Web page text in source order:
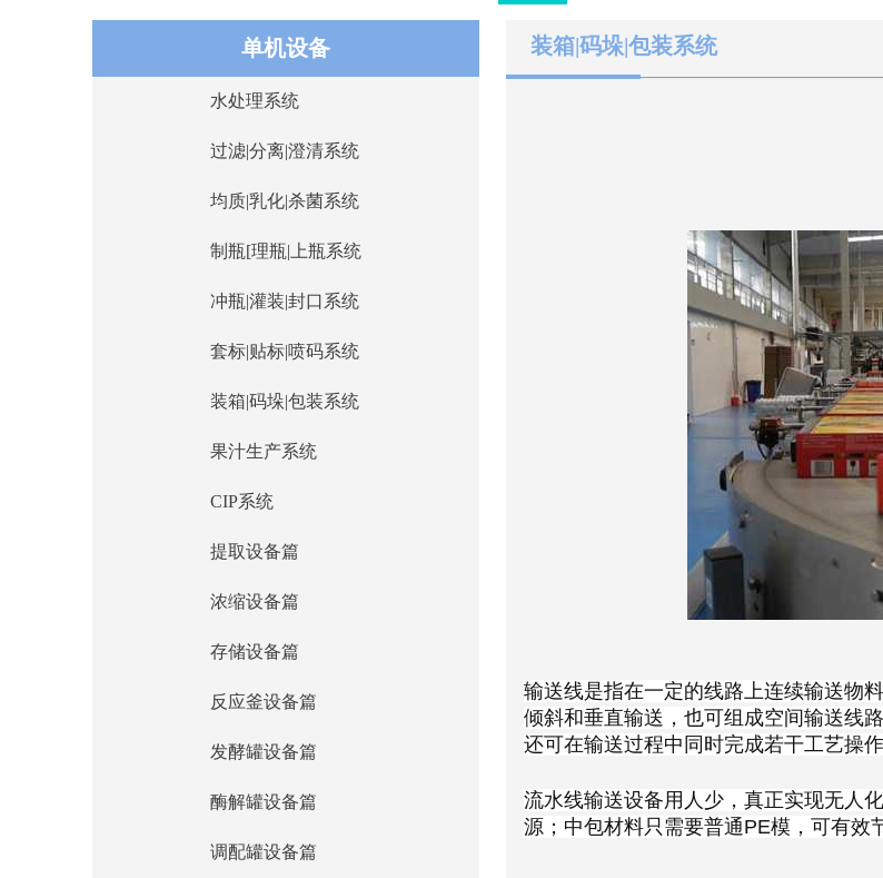
单机设备
水处理系统
过滤|分离|澄清系统
均质|乳化|杀菌系统
制瓶[理瓶|上瓶系统
冲瓶|灌装|封口系统
套标|贴标|喷码系统
装箱|码垛|包装系统
果汁生产系统
CIP系统
提取设备篇
浓缩设备篇
存储设备篇
反应釜设备篇
发酵罐设备篇
酶解罐设备篇
调配罐设备篇
装箱|码垛|包装系统
输送线是指在一定的线路上连续输送物
倾斜和垂直输送，也可组成空间输送线
还可在输送过程中同时完成若干工艺操
流水线输送设备用人少，真正实现无人
源；中包材料只需要普通PE模，可有效